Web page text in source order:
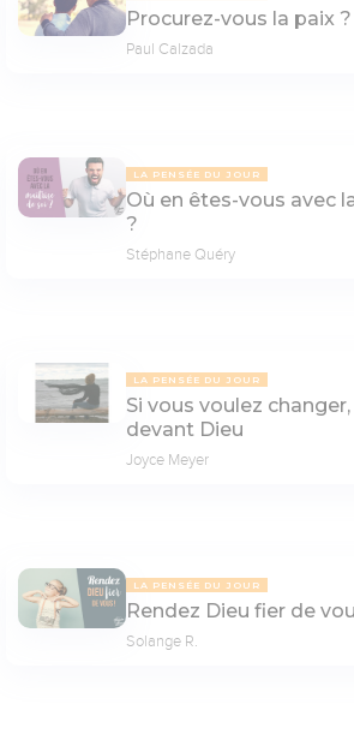
Procurez-vous la paix ?
Paul Calzada
LA PENSÉE DU JOUR
Où en êtes-vous avec
?
Stéphane Quéry
LA PENSÉE DU JOUR
Si vous voulez
devant Dieu
Joyce Meyer
LA PENSÉE DU JOUR
Rendez Dieu fier de
Solange R.